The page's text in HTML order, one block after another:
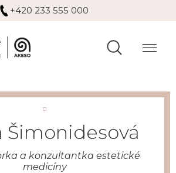
+420 233 555 000
Šimonidesová
a konzultantka estetické
medicíny